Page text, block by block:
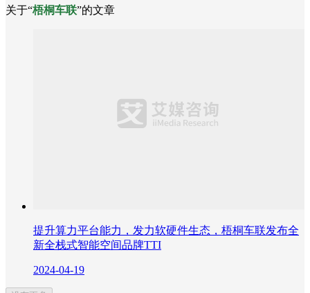
关于“梧桐车联”的文章
提升算力平台能力，发力软硬件生态，梧桐车联发布全
新全栈式智能空间品牌TTI
2024-04-19